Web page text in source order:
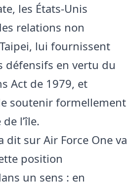
les États-Unis
relations non
lui fournissent
défensifs en vertu du
Act de 1979, et
soutenir formellement
l’île.
dit sur Air Force One va
position
un sens : en